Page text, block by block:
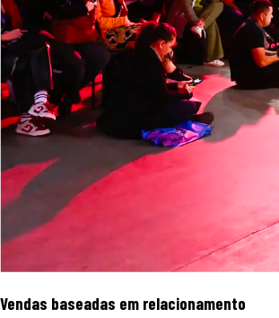
Vendas baseadas em relacionamento